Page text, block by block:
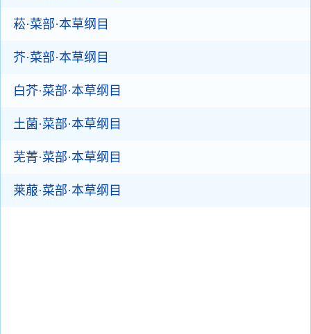
菘·菜部·本草纲目
芥·菜部·本草纲目
白芥·菜部·本草纲目
土菌·菜部·本草纲目
芜菁·菜部·本草纲目
莱菔·菜部·本草纲目